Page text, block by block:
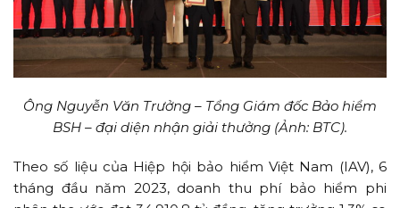
Ông Nguyễn Văn Trưởng – Tổng Giám đốc Bảo hiểm
BSH – đại diện nhận giải thưởng (Ảnh: BTC).
Theo số liệu của Hiệp hội bảo hiểm Việt Nam (IAV), 6
tháng đầu năm 2023, doanh thu phí bảo hiểm phi